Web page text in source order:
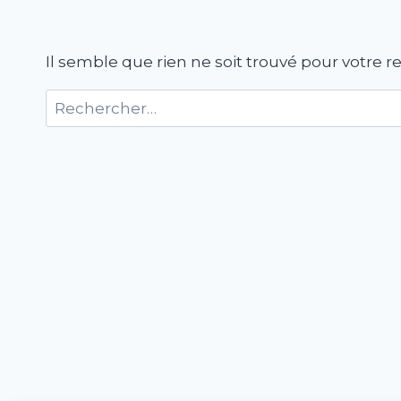
Il semble que rien ne soit trouvé pour votre